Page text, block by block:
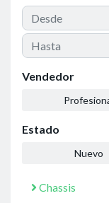
Vendedor
Estado
Nuevo
Chassis